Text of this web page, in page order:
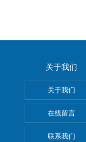
关于我们
关于我们
在线留言
联系我们